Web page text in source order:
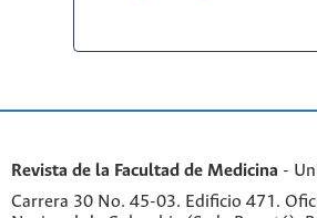
Revista de la Facultad de Medicina -
Carrera 30 No. 45-03. Edificio 471.